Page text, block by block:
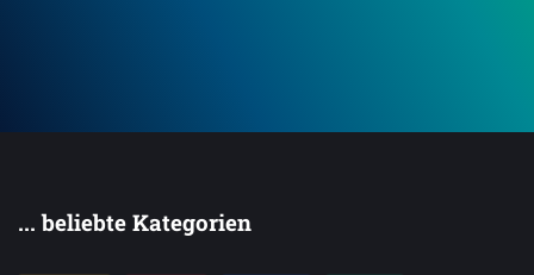
... beliebte Kategorien